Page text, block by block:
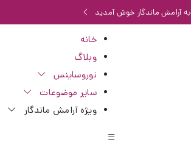
به آرامش ماندگار خوش آمدید
خانه
وبلاگ
نوروساینس
سایر موضوعات
ویژه آرامش ماندگار